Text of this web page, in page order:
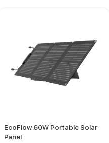
EcoFlow 60W Portable Solar
Panel